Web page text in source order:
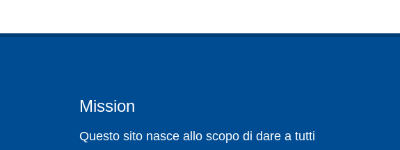
Mission
Questo sito nasce allo scopo di dare a tutti